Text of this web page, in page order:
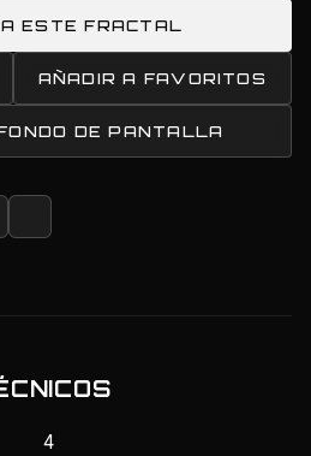
ESTE FRACTAL
AÑADIR A FAVORITOS
DE PANTALLA
4